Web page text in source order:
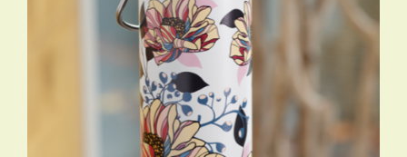
TOEVOEGEN AAN WINKELWAGEN
DETAILS